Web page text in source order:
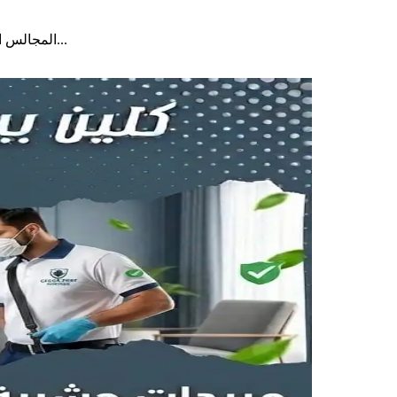
المجالس الخارجية والأحواش تعتبر من أكثر الأماكن اللي يقضي فيها أهل الكويت وقتهم، خصوصًا خلال الأجواء المعتدلة، سواء للجلسات العائلية...